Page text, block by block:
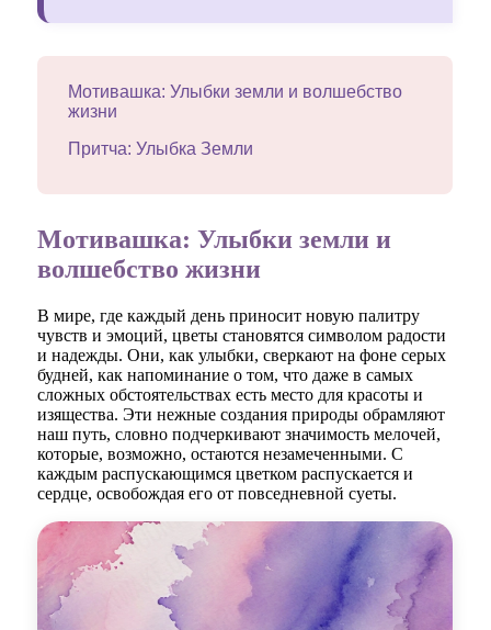
Мотивашка: Улыбки земли и волшебство
жизни
Притча: Улыбка Земли
Мотивашка: Улыбки земли и
волшебство жизни
В мире, где каждый день приносит новую палитру
чувств и эмоций, цветы становятся символом радости
и надежды. Они, как улыбки, сверкают на фоне серых
будней, как напоминание о том, что даже в самых
сложных обстоятельствах есть место для красоты и
изящества. Эти нежные создания природы обрамляют
наш путь, словно подчеркивают значимость мелочей,
которые, возможно, остаются незамеченными. С
каждым распускающимся цветком распускается и
сердце, освобождая его от повседневной суеты.